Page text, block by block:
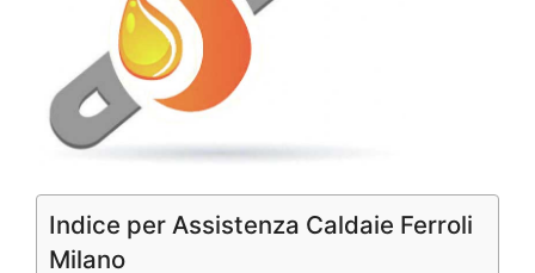
Indice per Assistenza Caldaie Ferroli
Milano